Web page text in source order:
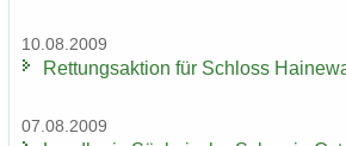
10.08.2009
Ret­tungs­ak­ti­on für Schloss
07.08.2009